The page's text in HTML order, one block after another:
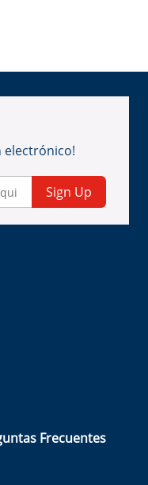
electrónico!
Sign Up
Frecuentes